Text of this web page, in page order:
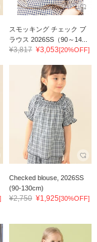
スモッキング チェック ブ
ラウス 2026SS（90～14...
¥3,817 ¥3,053[20%OFF]
Checked blouse, 2026SS
(90-130cm)
¥2,750 ¥1,925[30%OFF]